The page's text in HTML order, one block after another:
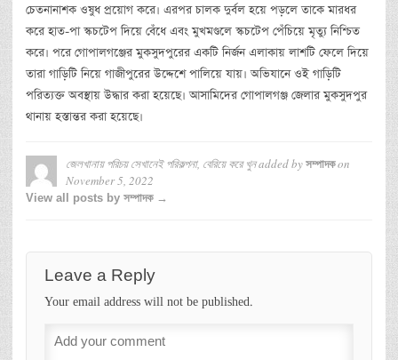
চেতনানাশক ওষুধ প্রয়োগ করে। এরপর চালক দুর্বল হয়ে পড়লে তাকে মারধর
করে হাত-পা স্কচটেপ দিয়ে বেঁধে এবং মুখমণ্ডলে স্কচটেপ পেঁচিয়ে মৃত্যু নিশ্চিত
করে। পরে গোপালগঞ্জের মুকসুদপুরের একটি নির্জন এলাকায় লাশটি ফেলে দিয়ে
তারা গাড়িটি নিয়ে গাজীপুরের উদ্দেশে পালিয়ে যায়। অভিযানে ওই গাড়িটি
পরিত্যক্ত অবস্থায় উদ্ধার করা হয়েছে। আসামিদের গোপালগঞ্জ জেলার মুকসুদপুর
থানায় হস্তান্তর করা হয়েছে।
জেলখানায় পরিচয় সেখানেই পরিকল্পনা, বেরিয়ে করে খুনadded by সম্পাদকon
November 5, 2022
View all posts by সম্পাদক →
Leave a Reply
Your email address will not be published.